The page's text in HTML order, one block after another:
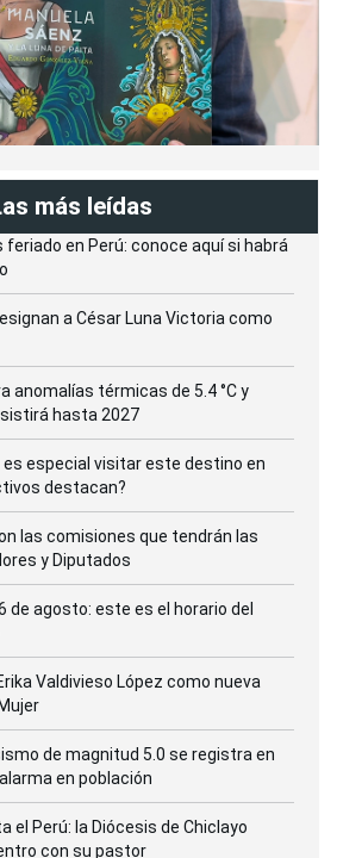
más leídas
feriado en Perú: conoce aquí si habrá
a César Luna Victoria como
anomalías térmicas de 5.4 °C y
hasta 2027
es especial visitar este destino en
destacan?
las comisiones que tendrán las
y Diputados
de agosto: este es el horario del
Valdivieso López como nueva
de magnitud 5.0 se registra en
en población
el Perú: la Diócesis de Chiclayo
con su pastor